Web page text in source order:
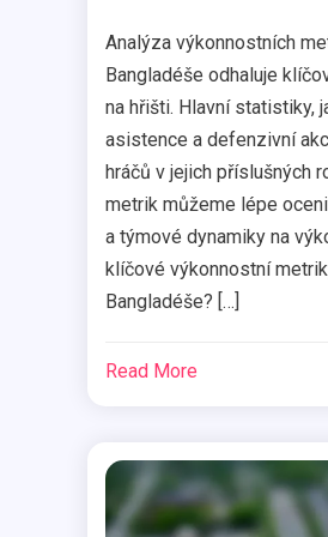
Analýza výkonnostních
Bangladéše odhaluje
na hřišti. Hlavní statistiky,
asistence a defenzivní
hráčů v jejich příslušných
metrik můžeme lépe
a týmové dynamiky na
klíčové výkonnostní
Bangladéše? […]
Read More